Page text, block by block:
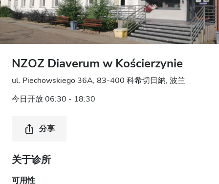
NZOZ Diaverum w Kościerzynie
ul. Piechowskiego 36A, 83-400 科希切日納, 波兰
今日开放 06:30 - 18:30
分享
关于诊所
可用性